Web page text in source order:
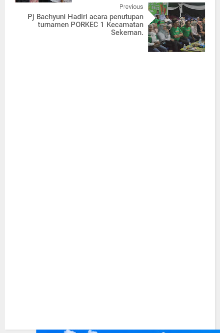
Previous
Pj Bachyuni Hadiri acara penutupan
turnamen PORKEC 1 Kecamatan
Sekernan.